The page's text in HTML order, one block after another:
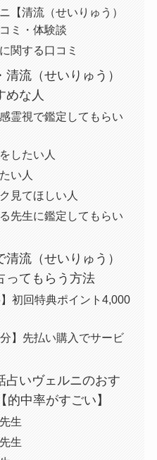
【清流（せいりゅう）
ミ・体験談
関する口コミ
流（せいりゅう）
めな人
霊視で鑑定してもらい
したい人
い人
見てほしい人
先生に鑑定してもらい
流（せいりゅう）
ってもらう方法
】初回特典ポイント4,000
分】先払い購入でサービ
占いヴェルニのおす
中率がすごい】
生
生